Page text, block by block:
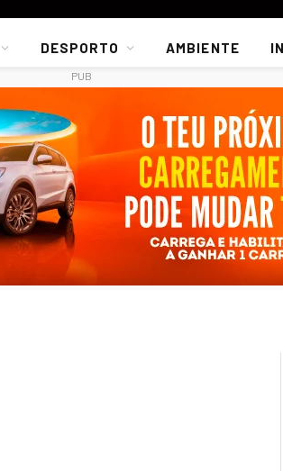
DESPORTO AMBIENTE
PUB